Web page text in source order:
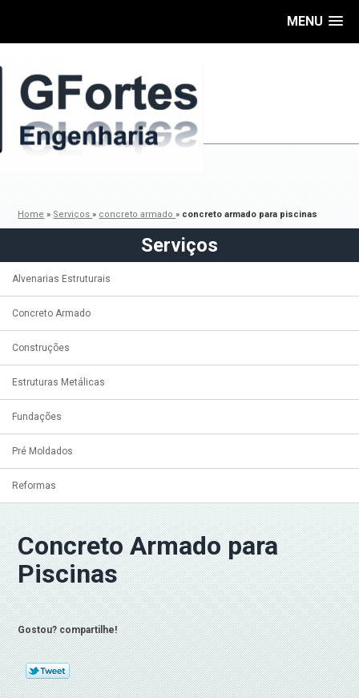
MENU
Home » Serviços» concreto armado» concreto armado para piscinas
Serviços
Alvenarias Estruturais
Concreto Armado
Construções
Estruturas Metálicas
Fundações
Pré Moldados
Reformas
Concreto Armado para
Piscinas
Gostou? compartilhe!